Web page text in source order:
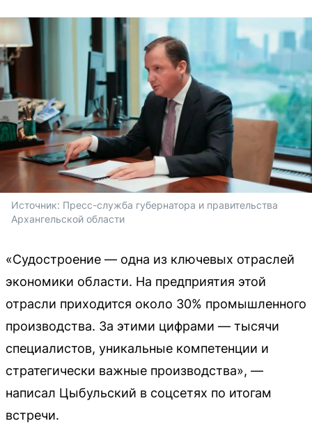
Источник: Пресс-служба губернатора и правительства
Архангельской области
«Судостроение — одна из ключевых отраслей
экономики области. На предприятия этой
отрасли приходится около 30% промышленного
производства. За этими цифрами — тысячи
специалистов, уникальные компетенции и
стратегически важные производства», —
написал Цыбульский в соцсетях по итогам
встречи.